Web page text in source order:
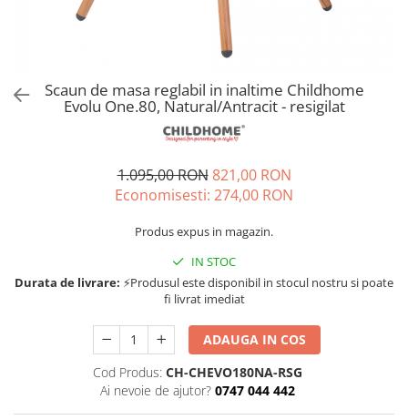
Decoratiuni
Jucarii electronice
Jucarii interactive
Jocuri de societate
Scaun de masa reglabil in inaltime Childhome
Evolu One.80, Natural/Antracit - resigilat
1.095,00 RON 821,00 RON
Economisesti: 274,00 RON
Produs expus in magazin.
IN STOC
Durata de livrare: ⚡Produsul este disponibil in stocul nostru si poate
fi livrat imediat
ADAUGA IN COS
Cod Produs: CH-CHEVO180NA-RSG
Ai nevoie de ajutor? 0747 044 442